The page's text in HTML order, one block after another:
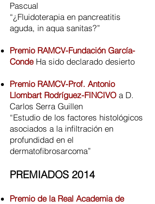
Pascual
“¿Fluidoterapia en pancreatitis
aguda, in aqua sanitas?”
Premio RAMCV-Fundación García-
CondeHa sido declarado desierto
Premio RAMCV-Prof. Antonio
Llombart Rodríguez-FINCIVO a D.
Carlos Serra Guillen
“Estudio de los factores histológicos
asociados a la infiltración en
profundidad en el
dermatofibrosarcoma”
PREMIADOS 2014
Premio de la Real Academia de